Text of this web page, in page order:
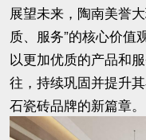
展望未来，陶南美誉
质、服务”的核心价值
以更加优质的产品和
往，持续巩固并提升
石瓷砖品牌的新篇章。